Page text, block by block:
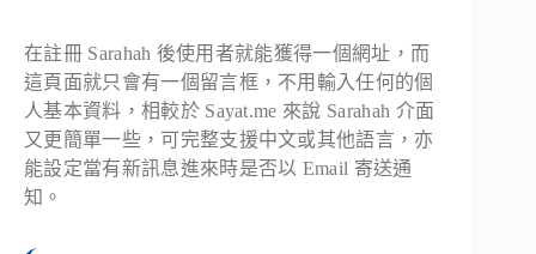
在註冊 Sarahah 後使用者就能獲得一個網址，而
這頁面就只會有一個留言框，不用輸入任何的個
人基本資料，相較於 Sayat.me 來說 Sarahah 介面
又更簡單一些，可完整支援中文或其他語言，亦
能設定當有新訊息進來時是否以 Email 寄送通
知。